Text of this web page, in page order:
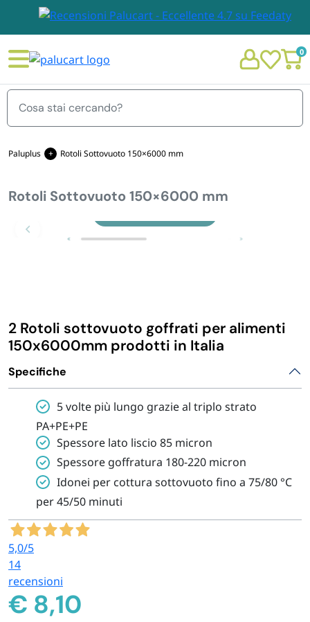
0
Menu
STOVIGLIE E TOVAGLIOLI
IGIENE E PULIZIA
CASA E PERSONA
FERRAMENTA E LINEA AUTO
PERSONA E MEDICALI
AVVOLGENTI E CONTENITORI ALIMENTARI
PARTY
Paluplus Rotoli Sottovuoto 150×6000 mm
Rotoli Sottovuoto 150×6000 mm
Zoom
2 Rotoli sottovuoto goffrati per alimenti
150x6000mm prodotti in Italia
Specifiche
5 volte più lungo grazie al triplo strato
PA+PE+PE
Spessore lato liscio 85 micron
Spessore goffratura 180-220 micron
Idonei per cottura sottovuoto fino a 75/80 °C
per 45/50 minuti
5,0/5
14
recensioni
€ 8,10